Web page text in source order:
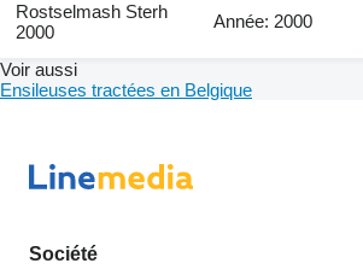
Rostselmash Sterh
2000
Année: 2000
Voir aussi
Ensileuses tractées en Belgique
Société